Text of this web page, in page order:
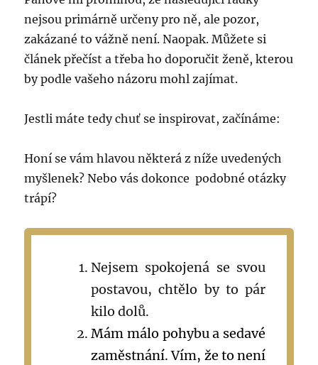
nejsou primárně určeny pro ně, ale pozor,
zakázané to vážně není. Naopak. Můžete si
článek přečíst a třeba ho doporučit ženě, kterou
by podle vašeho názoru mohl zajímat.
Jestli máte tedy chuť se inspirovat, začínáme:
Honí se vám hlavou některá z níže uvedených
myšlenek? Nebo vás dokonce podobné otázky
trápí?
Nejsem spokojená se svou
postavou, chtělo by to pár
kilo dolů.
Mám málo pohybu a sedavé
zaměstnání. Vím, že to není